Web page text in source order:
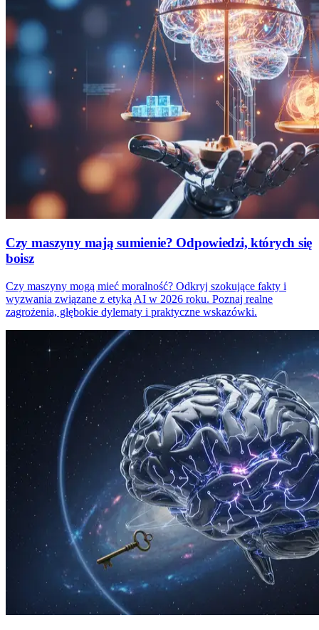
Czy maszyny mają sumienie? Odpowiedzi, których się
boisz
Czy maszyny mogą mieć moralność? Odkryj szokujące fakty i
wyzwania związane z etyką AI w 2026 roku. Poznaj realne
zagrożenia, głębokie dylematy i praktyczne wskazówki.